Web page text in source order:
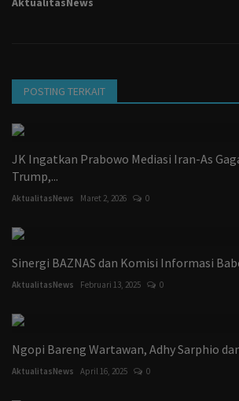
POSTING TERKAIT
JK Ingatkan Prabowo Mediasi Iran-As
Trump,...
AktualitasNews Maret 2, 2026 0
Sinergi BAZNAS dan Komisi Informasi
AktualitasNews Februari 13, 2025 0
Ngopi Bareng Wartawan, Adhy Sarphio
AktualitasNews April 16, 2025 0